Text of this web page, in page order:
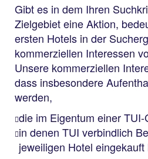
Gibt es in dem Ihren
Zielgebiet eine Aktion,
ersten Hotels in der
kommerziellen Interessen
Unsere kommerziellen
dass insbesondere
werden,
die im Eigentum einer
in denen TUI verbindlich
jeweiligen Hotel eingekauft